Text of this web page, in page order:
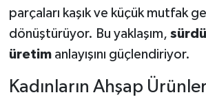
parçaları kaşık ve küçük mutfak
dönüştürüyor. Bu yaklaşım,
üretimanlayışını güçlendiriyor.
Kadınların Ahşap